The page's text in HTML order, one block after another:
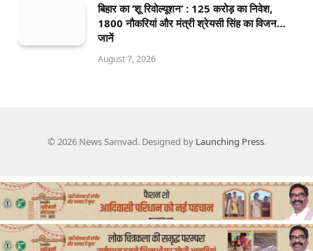
बिहार का ‘शू रिवोल्यूशन’ : 125 करोड़ का निवेश,
1800 नौकरियां और मंत्री श्रेयसी सिंह का विजन…
जानें
August 7, 2026
© 2026 News Samvad. Designed by Launching Press.